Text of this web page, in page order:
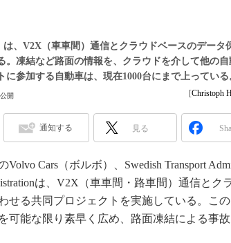
電源設計（EDN
エレクトロニクス
学漂流記
世界を「数字」で回してみよう
この10年で起こったこと、次の10年
で起こること
光伝送技術を知る
“異端児エンジニア”が仕掛けた社内
改革、執念の180日
イノベーションは日本を救うのか
は、V2X（車車間）通信とクラウドベースのデータ
。凍結など路面の情報を、クラウドを介して他の
に参加する自動車は、現在1000台にまで上っている
開 [Christoph
通知する 見る
Cars（ボルボ）、Swedish Transport
は、V2X（車車間・路車間）通信とク
せる共同プロジェクトを実施している。この
可能な限り素早く広め、路面凍結による事